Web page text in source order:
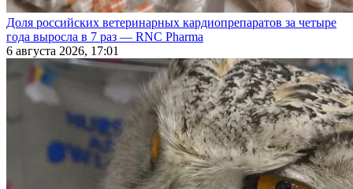
Доля российских ветеринарных кардиопрепаратов за четыре
года выросла в 7 раз — RNC Pharma
6 августа 2026, 17:01